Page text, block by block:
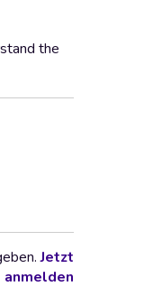
the
Jetzt
anmelden